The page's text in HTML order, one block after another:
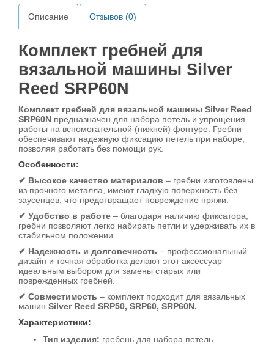
Описание Отзывов (0)
Комплект гребней для
вязальной машины Silver
Reed SRP60N
Комплект гребней для вязальной машины Silver Reed
SRP60N предназначен для набора петель и упрощения
работы на вспомогательной (нижней) фонтуре. Гребни
обеспечивают надежную фиксацию петель при наборе,
позволяя работать без помощи рук.
Особенности:
✔ Высокое качество материалов – гребни изготовлены
из прочного металла, имеют гладкую поверхность без
заусенцев, что предотвращает повреждение пряжи.
✔ Удобство в работе – благодаря наличию фиксатора,
гребни позволяют легко набирать петли и удерживать их в
стабильном положении.
✔ Надежность и долговечность – профессиональный
дизайн и точная обработка делают этот аксессуар
идеальным выбором для замены старых или
поврежденных гребней.
✔ Совместимость – комплект подходит для вязальных
машин Silver Reed SRP50, SRP60, SRP60N.
Характеристики:
Тип изделия: гребень для набора петель